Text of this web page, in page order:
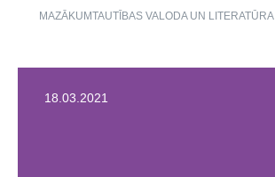
MAZĀKUMTAUTĪBAS VALODA UN LITERATŪRA
18.03.2021